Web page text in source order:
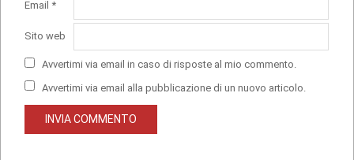
Email *
Sito web
Avvertimi via email in caso di risposte al mio commento.
Avvertimi via email alla pubblicazione di un nuovo articolo.